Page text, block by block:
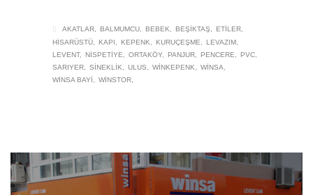
AKATLAR BALMUMCU BEBEK BEŞIKTAŞ
ETILER
HISARÜSTÜ
KAPI KEPENK KURUÇEŞME
LEVAZIM
LEVENT
NISPETIYE ORTAKÖY PANJUR PENCERE
PVC
SARIYER
SINEKLIK ULUS WINKEPENK
WINSA
WINSA BAYI
WINSTOR